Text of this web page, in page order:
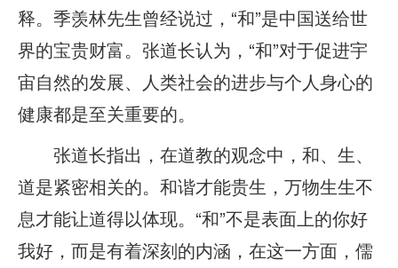
释。季羡林先生曾经说过，“和”是中国送给世
界的宝贵财富。张道长认为，“和”对于促进宇
宙自然的发展、人类社会的进步与个人身心的
健康都是至关重要的。
张道长指出，在道教的观念中，和、生、
道是紧密相关的。和谐才能贵生，万物生生不
息才能让道得以体现。“和”不是表面上的你好
我好，而是有着深刻的内涵，在这一方面，儒